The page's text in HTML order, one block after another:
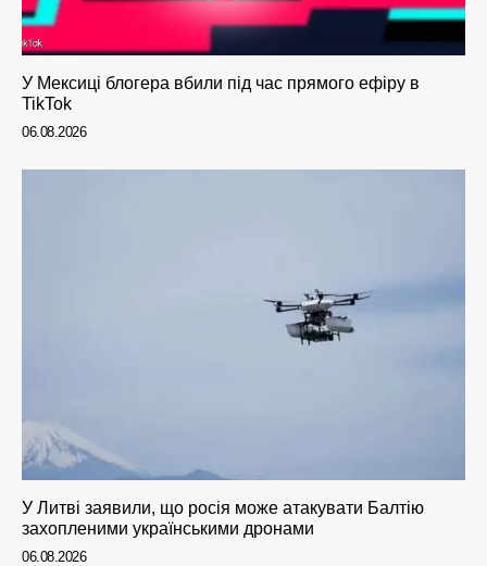
У Мексиці блогера вбили під час прямого ефіру в
TikTok
06.08.2026
У Литві заявили, що росія може атакувати Балтію
захопленими українськими дронами
06.08.2026